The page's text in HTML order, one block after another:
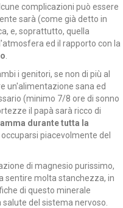
complicazioni può essere
sarà (come già detto in
e, soprattutto, quella
ed il rapporto con la
i genitori, se non di più al
un'alimentazione sana ed
(minimo 7/8 ore di sonno
il papà sarà ricco di
durante tutta la
piacevolmente del
di magnesio purissimo,
sentire molta stanchezza, in
di questo minerale
del sistema nervoso.